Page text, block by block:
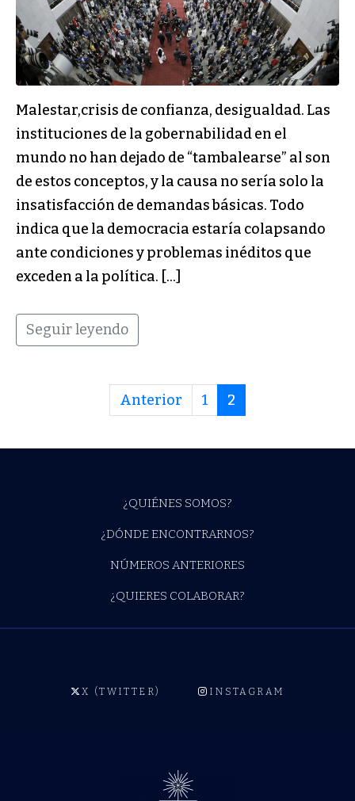
Malestar,crisis de confianza, desigualdad. Las
instituciones de la gobernabilidad en el
mundo no han dejado de “tambalearse” al son
de estos conceptos, y la causa no sería solo la
insatisfacción de demandas básicas. Todo
indica que la democracia estaría colapsando
ante condiciones y problemas inéditos que
exceden a la política. […]
Seguir leyendo
Anterior 1 2
¿QUIÉNES SOMOS?
¿DÓNDE ENCONTRARNOS?
NÚMEROS ANTERIORES
¿QUIERES COLABORAR?
X (TWITTER) INSTAGRAM